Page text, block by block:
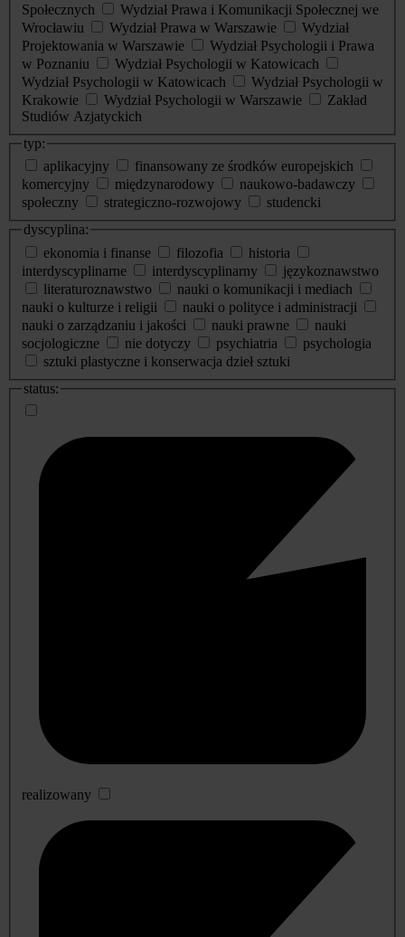
Społecznych
Wydział Prawa i Komunikacji Społecznej we
Wrocławiu
Wydział Prawa w Warszawie
Wydział
Projektowania w Warszawie
Wydział Psychologii i Prawa
w Poznaniu
Wydział Psychologii w Katowicach
Wydział Psychologii w Katowicach
Wydział Psychologii w
Krakowie
Wydział Psychologii w Warszawie
Zakład
Studiów Azjatyckich
typ:
aplikacyjny
finansowany ze środków europejskich
komercyjny
międzynarodowy
naukowo-badawczy
społeczny
strategiczno-rozwojowy
studencki
dyscyplina:
ekonomia i finanse
filozofia
historia
interdyscyplinarne
interdyscyplinarny
językoznawstwo
literaturoznawstwo
nauki o komunikacji i mediach
nauki o kulturze i religii
nauki o polityce i administracji
nauki o zarządzaniu i jakości
nauki prawne
nauki
socjologiczne
nie dotyczy psychiatria
psychologia
sztuki plastyczne i konserwacja dzieł sztuki
status:
realizowany